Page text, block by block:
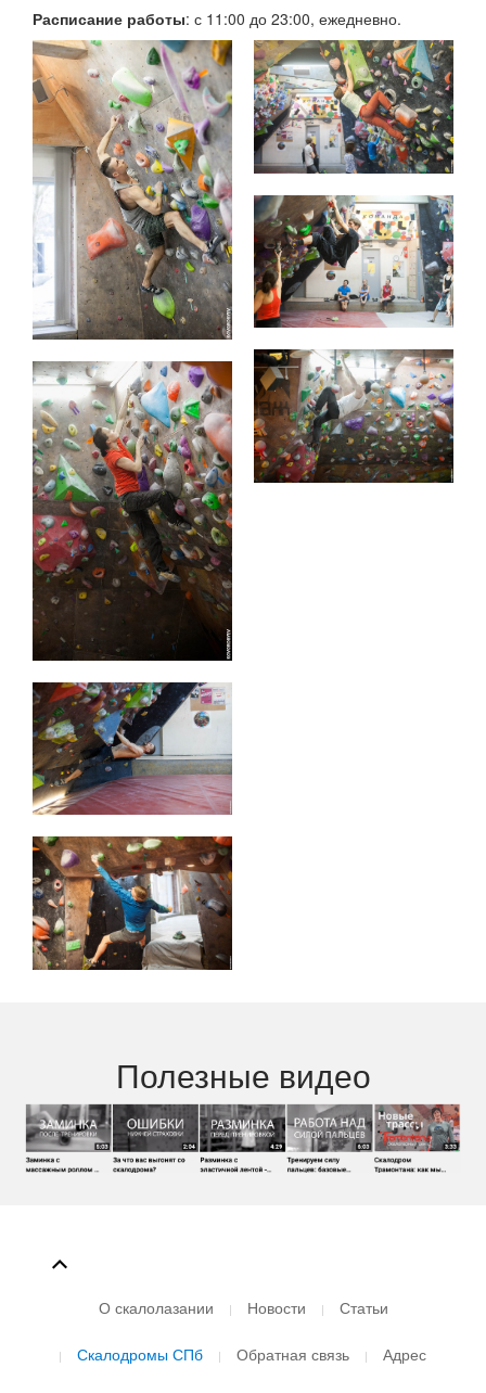
Расписание работы: с 11:00 до 23:00, ежедневно.
Полезные видео
О скалолазании Новости Статьи
Скалодромы СПб Обратная связь Адрес